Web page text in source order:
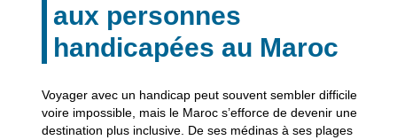
aux personnes
handicapées au Maroc
Voyager avec un handicap peut souvent sembler difficile
voire impossible, mais le Maroc s’efforce de devenir une
destination plus inclusive. De ses médinas à ses plages